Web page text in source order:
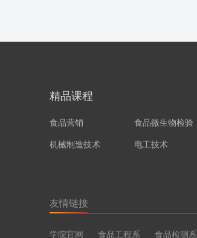
精品课程
食品营销 食品微生物检验
机械制造技术 电工技术
友情链接
学院官网 食品工程系 食品检测系